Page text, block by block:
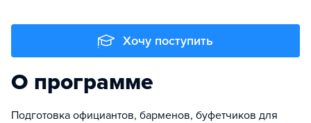
Хочу поступить
О программе
Подготовка официантов, барменов, буфетчиков для